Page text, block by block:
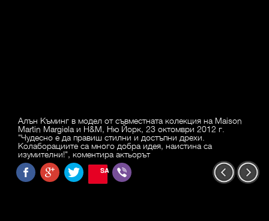
Алън Къминг в модел от съвместната колекция на Maison
Martin Margiela и H&M, Ню Йорк, 23 октомври 2012 г.
"Чудесно е да правиш стилни и достъпни дрехи.
Колаборациите са много добра идея, наистина са
изумителни!", коментира актьорът
SAVE